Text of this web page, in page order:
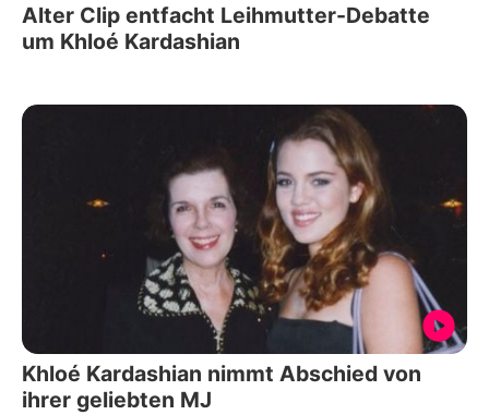
Alter Clip entfacht Leihmutter-Debatte
um Khloé Kardashian
Khloé Kardashian nimmt Abschied von
ihrer geliebten MJ